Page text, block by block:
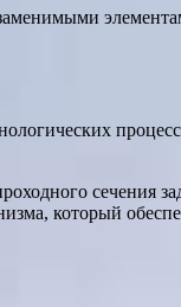
сечения
который